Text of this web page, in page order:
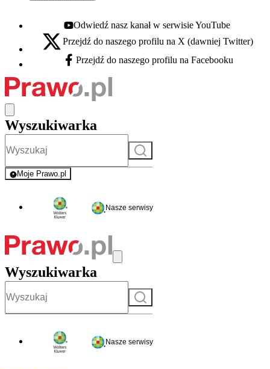
Youtube - otwiera się w nowej karcie
Odwiedź nasz kanał w serwisie YouTube
X - otwiera się w nowej karcie
Przejdź do naszego profilu na X (dawniej Twitter)
Facebook - otwiera się w nowej karcie
Przejdź do naszego profilu na Facebooku
Wyszukiwarka
Szukaj
Moje Prawo.pl
- rejestracja i logowanie do serwisu
Nasze serwisy
Wyszukiwarka
Szukaj
Nasze serwisy